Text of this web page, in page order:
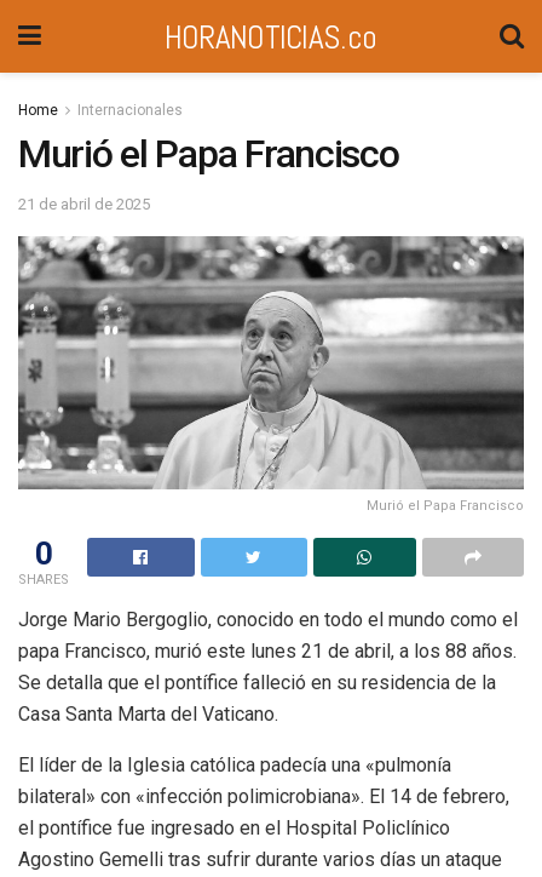
HORANOTICIAS.co
Home Internacionales
Murió el Papa Francisco
21 de abril de 2025
Murió el Papa Francisco
0
SHARES
Jorge Mario Bergoglio, conocido en todo el mundo como el
papa Francisco, murió este lunes 21 de abril, a los 88 años.
Se detalla que el pontífice falleció en su residencia de la
Casa Santa Marta del Vaticano.
El líder de la Iglesia católica padecía una «pulmonía
bilateral» con «infección polimicrobiana». El 14 de febrero,
el pontífice fue ingresado en el Hospital Policlínico
Agostino Gemelli tras sufrir durante varios días un ataque